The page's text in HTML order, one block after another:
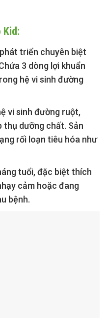
:
triển chuyên biệt
3 dòng lợi khuẩn
hệ vi sinh đường
vi sinh đường ruột,
thụ dưỡng chất. Sản
rối loạn tiêu hóa như
tuổi, đặc biệt thích
cảm hoặc đang
bệnh.